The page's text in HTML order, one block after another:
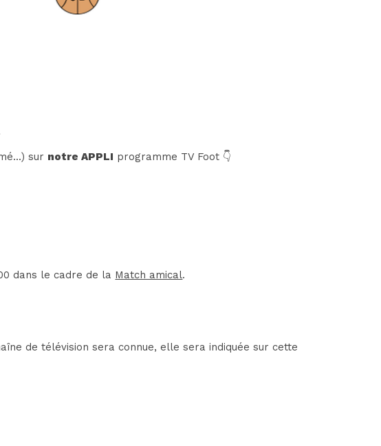
sur notre APPLI programme TV Foot 👇
dans le cadre de la Match amical.
de télévision sera connue, elle sera indiquée sur cette